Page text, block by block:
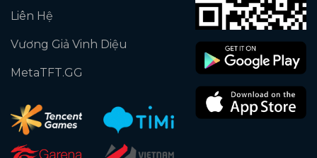
Liên Hệ
Vương Giả Vinh Diệu
MetaTFT.GG